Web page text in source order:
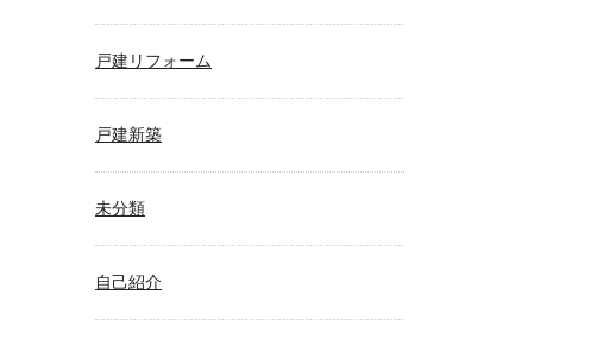
戸建リフォーム
戸建新築
未分類
自己紹介